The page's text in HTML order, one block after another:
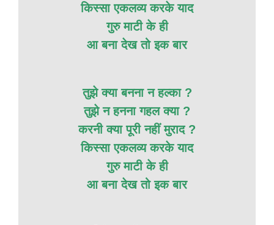
किस्सा एकलव्य करके याद
गुरु माटी के ही
आ बना देख तो इक बार
तुझे क्या बनना न हल्का ?
तुझे न हनना गहल क्या ?
करनी क्या पूरी नहीं मुराद ?
किस्सा एकलव्य करके याद
गुरु माटी के ही
आ बना देख तो इक बार